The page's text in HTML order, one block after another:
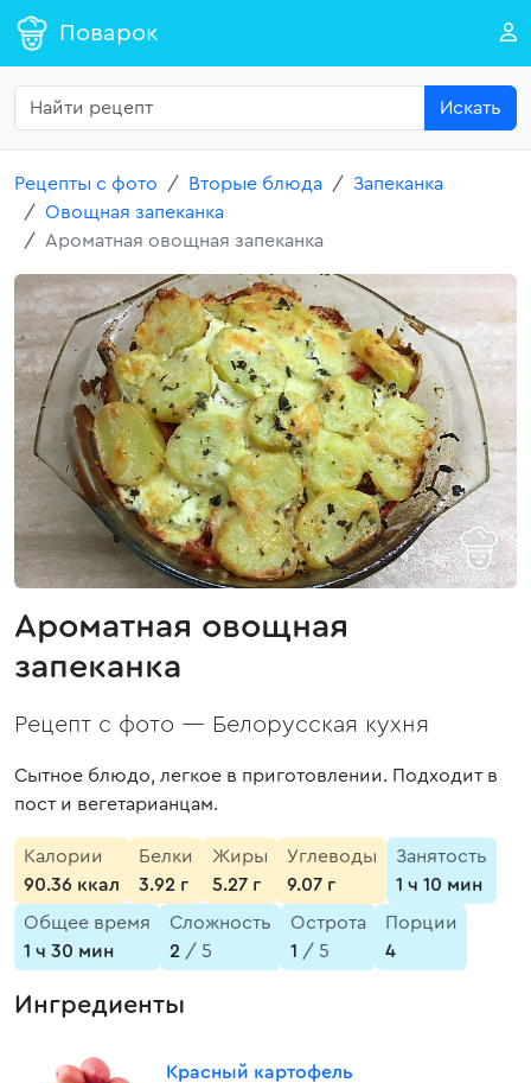
Поварок
Искать
Рецепты с фото Вторые блюда
Запеканка
Овощная запеканка
Ароматная овощная запеканка
Ароматная овощная
запеканка
Рецепт с фото — Белорусская кухня
Сытное блюдо, легкое в приготовлении. Подходит в
пост и вегетарианцам.
Калории
90.36 ккал
Белки
3.92 г
Жиры
5.27 г
Углеводы
9.07 г
Занятость
1 ч 10 мин
Общее время
1 ч 30 мин
Сложность
2 / 5
Острота
1 / 5
Порции
4
Ингредиенты
Красный картофель